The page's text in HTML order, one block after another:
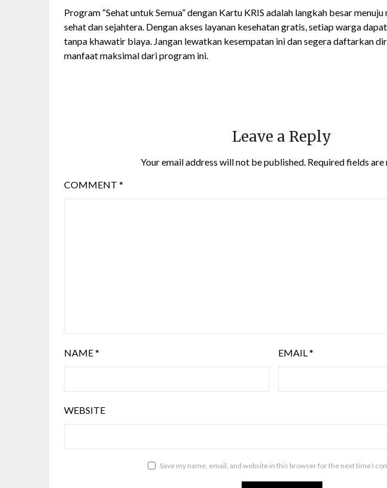
Program “Sehat untuk Semua” dengan Kartu KRIS adalah langkah besar
sehat dan sejahtera. Dengan akses layanan kesehatan gratis, setiap warga
tanpa khawatir biaya. Jangan lewatkan kesempatan ini dan segera daftarkan
manfaat maksimal dari program ini.
Leave a Reply
Your email address will not be published. Required fields
COMMENT *
NAME* EMAIL*
WEBSITE
Save my name, email, and website in this browser for the next time I